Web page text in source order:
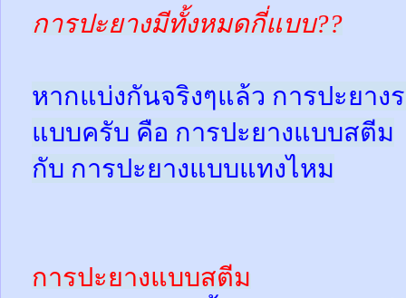
การปะยางมีทั้งหมดกี่แบบ??
หากแบ่งกันจริงๆแล้ว การปะยาง
แบบครับ คือ การปะยางแบบสตีม
กับ การปะยางแบบแทงไหม
การปะยางแบบสตีม